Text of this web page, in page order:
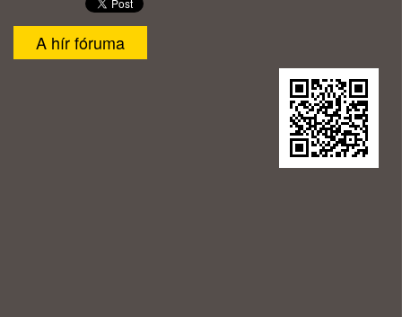
A hír fóruma